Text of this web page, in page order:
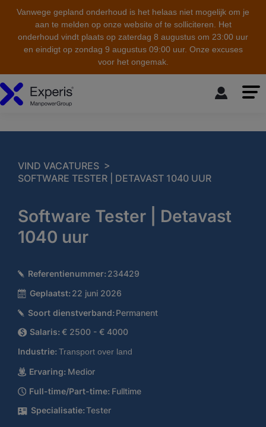
Vanwege gepland onderhoud is het helaas niet mogelijk om je
aan te melden op onze website of te solliciteren. Het
onderhoud vindt plaats op zaterdag 8 augustus om 23:00 uur
en eindigt op zondag 9 augustus 09:00 uur. Onze excuses
voor het ongemak.
skip to the main content
VIND VACATURES >
SOFTWARE TESTER | DETAVAST 1040 UUR
Software Tester | Detavast
1040 uur
Referentienummer: 234429
Geplaatst: 22 juni 2026
Soort dienstverband: Permanent
Salaris: € 2500 - € 4000
Industrie: Transport over land
Ervaring: Medior
Full-time/Part-time: Fulltime
Specialisatie:Tester